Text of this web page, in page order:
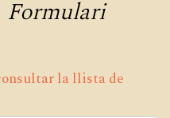
Formulari
la llista de